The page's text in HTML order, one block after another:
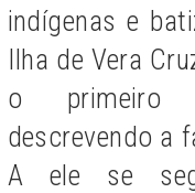
indígenas e
Ilha de Vera
o primeiro
descrevendo a
A ele se